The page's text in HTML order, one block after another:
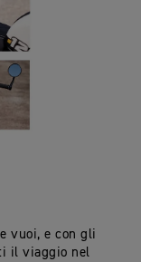
vuoi, e con gli
il viaggio nel